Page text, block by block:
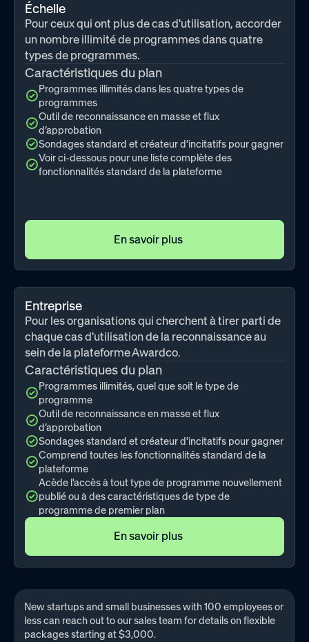
Échelle
Pour ceux qui ont plus de cas d'utilisation, accorder
un nombre illimité de programmes dans quatre
types de programmes.
Caractéristiques du plan
Programmes illimités dans les quatre types de
programmes
Outil de reconnaissance en masse et flux
d’approbation
Sondages standard et créateur d'incitatifs pour gagner
Voir ci-dessous pour une liste complète des
fonctionnalités standard de la plateforme
En savoir plus
Entreprise
Pour les organisations qui cherchent à tirer parti de
chaque cas d'utilisation de la reconnaissance au
sein de la plateforme Awardco.
Caractéristiques du plan
Programmes illimités, quel que soit le type de
programme
Outil de reconnaissance en masse et flux
d’approbation
Sondages standard et créateur d'incitatifs pour gagner
Comprend toutes les fonctionnalités standard de la
plateforme
Acède l'accès à tout type de programme nouvellement
publié ou à des caractéristiques de type de
programme de premier plan
En savoir plus
New startups and small businesses with 100 employees or
less can reach out to our sales team for details on flexible
packages starting at $3,000.